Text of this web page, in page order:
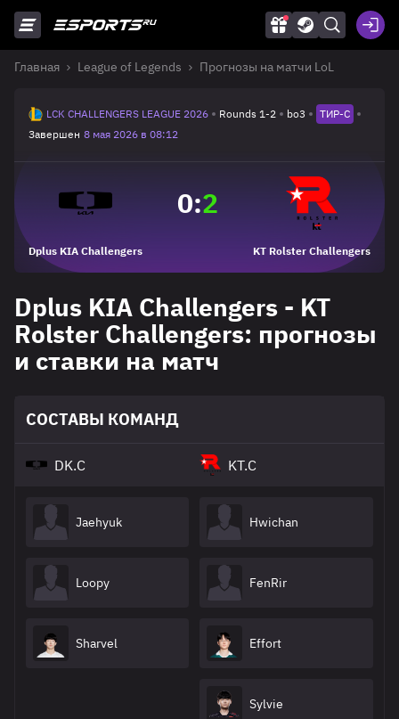
Главная League of Legends Прогнозы на матчи LoL
LCK CHALLENGERS LEAGUE 2026 Rounds 1-2 bo3
ТИР-C
Завершен 8 мая 2026 в 08:12
Dplus KIA Challengers
0:2
KT Rolster Challengers
Dplus KIA Challengers - KT
Rolster Challengers: прогнозы
и ставки на матч
СОСТАВЫ КОМАНД
DK.C
Jaehyuk
Loopy
Sharvel
KT.C
Hwichan
FenRir
Effort
Sylvie